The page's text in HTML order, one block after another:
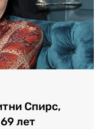
Спирс,
лет